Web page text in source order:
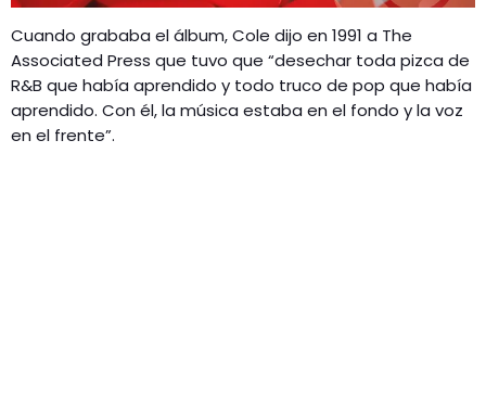
Cuando grababa el álbum, Cole dijo en 1991 a The
Associated Press que tuvo que “desechar toda pizca de
R&B que había aprendido y todo truco de pop que había
aprendido. Con él, la música estaba en el fondo y la voz
en el frente”.